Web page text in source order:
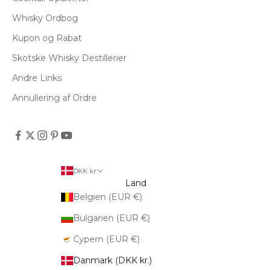
Whisky Ordbog
Kupon og Rabat
Skotske Whisky Destillerier
Andre Links
Annullering af Ordre
DKK kr.
Land
Belgien (EUR €)
Bulgarien (EUR €)
Cypern (EUR €)
Danmark (DKK kr.)